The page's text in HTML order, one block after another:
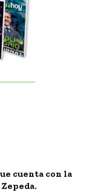
cuenta con la